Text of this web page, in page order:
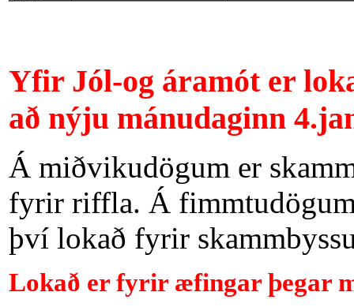
Yfir Jól-og áramót er
að nýju mánudaginn
Á miðvikudögum er
fyrir riffla. Á
því lokað fyrir
Lokað er fyrir æfingar þegar